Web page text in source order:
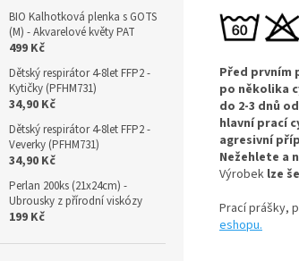
BIO Kalhotková plenka s GOTS
(M) - Akvarelové květy PAT
499 Kč
Dětský respirátor 4-8let FFP2 -
Kytičky (PFHM731)
34,90 Kč
Dětský respirátor 4-8let FFP2 -
Veverky (PFHM731)
34,90 Kč
Perlan 200ks (21x24cm) -
Ubrousky z přírodní viskózy
199 Kč
Před prvním
po několika
do 2-3 dnů
hlavní prací
agresivní
Nežehlete a
Výrobek lze
Prací prášky,
eshopu.